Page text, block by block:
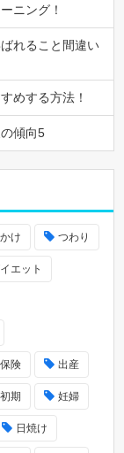
ニング！
れること間違い
めする方法！
傾向5
け つわり
エット
保険 出産
期 妊婦
日焼け